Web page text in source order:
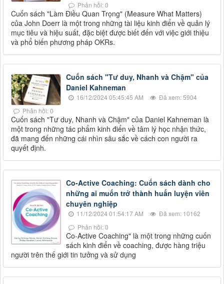
Phản hồi: 0
Cuốn sách "Làm Điều Quan Trọng" (Measure What Matters)
của John Doerr là một trong những tài liệu kinh điển về quản lý
mục tiêu và hiệu suất, đặc biệt được biết đến với việc giới thiệu
và phổ biến phương pháp OKRs.
Cuốn sách "Tư duy, Nhanh và Chậm" của
Daniel Kahneman
16/12/2024 05:45:45 AM
Đã xem: 5904
Phản hồi: 0
Cuốn sách "Tư duy, Nhanh và Chậm" của Daniel Kahneman là
một trong những tác phẩm kinh điển về tâm lý học nhận thức,
đã mang đến những cái nhìn sâu sắc về cách con người ra
quyết định.
Co-Active Coaching: Cuốn sách dành cho
những ai muốn trở thành huấn luyện viên
chuyên nghiệp
11/12/2024 01:54:17 AM
Đã xem: 10162
Phản hồi: 0
Co-Active Coaching" là một trong những cuốn
sách kinh điển về coaching, được hàng triệu
người trên thế giới tin tưởng và sử dụng